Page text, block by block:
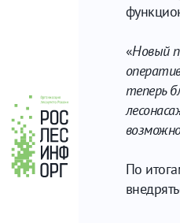
«Новый
теперь
По